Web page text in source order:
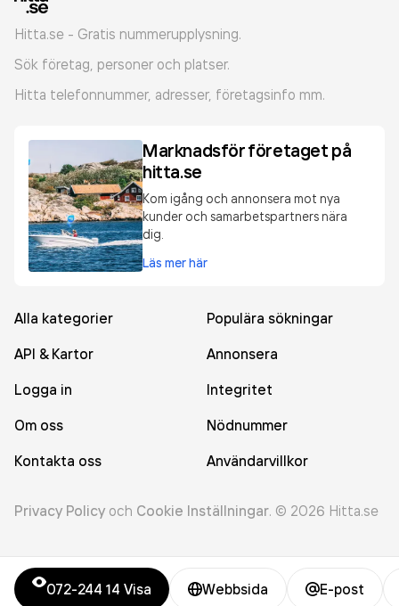
072-244 14 Visa Webbsida E-post
Hitta.se - Gratis nummerupplysning.
Sök företag, personer och platser.
Hitta telefonnummer, adresser, företagsinfo mm.
Marknadsför företaget på
hitta.se
Kom igång och annonsera mot nya
kunder och samarbetspartners nära
dig.
Läs mer här
Alla kategorier
Populära sökningar
API & Kartor
Annonsera
Logga in
Integritet
Om oss
Nödnummer
Kontakta oss
Användarvillkor
Privacy Policy och Cookie Inställningar. © 2026 Hitta.se